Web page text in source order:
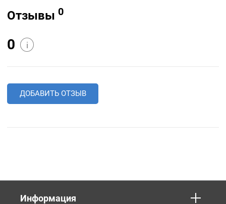
Отзывы 0
0 i
ДОБАВИТЬ ОТЗЫВ
Информация